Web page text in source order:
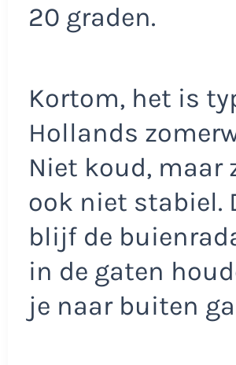
20 graden.
Kortom, het is
Hollands
Niet koud, maar
ook niet stabiel.
blijf de
in de gaten
je naar buiten